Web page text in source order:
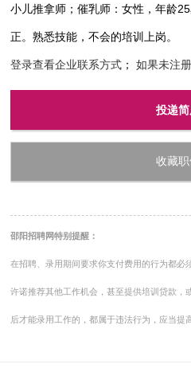
小儿推拿师；催乳师：女性，年龄
正。熟悉技能，不会的培训上岗。
登录查看企业联系方式 ； 如果未注
投递
收藏职
邵阳招聘网特别提醒：
在招聘、录用期间要求你支付费用的行为都必
许诺推荐其他工作机会，甚至提供培训贷款，
后才能录用工作的，都属于违法行为，应当提